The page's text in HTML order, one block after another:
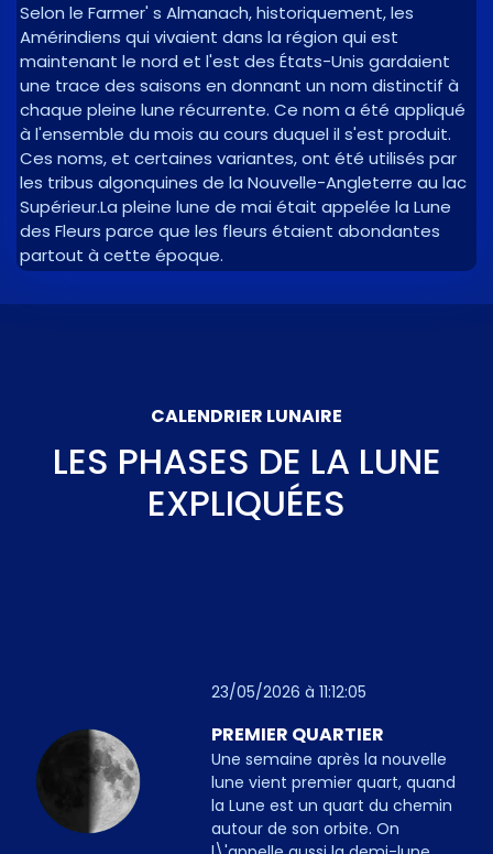
Selon le Farmer' s Almanach, historiquement, les
Amérindiens qui vivaient dans la région qui est
maintenant le nord et l'est des États-Unis gardaient
une trace des saisons en donnant un nom distinctif à
chaque pleine lune récurrente. Ce nom a été appliqué
à l'ensemble du mois au cours duquel il s'est produit.
Ces noms, et certaines variantes, ont été utilisés par
les tribus algonquines de la Nouvelle-Angleterre au lac
Supérieur.La pleine lune de mai était appelée la Lune
des Fleurs parce que les fleurs étaient abondantes
partout à cette époque.
CALENDRIER LUNAIRE
LES PHASES DE LA LUNE
EXPLIQUÉES
23/05/2026 à 11:12:05
PREMIER QUARTIER
Une semaine après la nouvelle
lune vient premier quart, quand
la Lune est un quart du chemin
autour de son orbite. On